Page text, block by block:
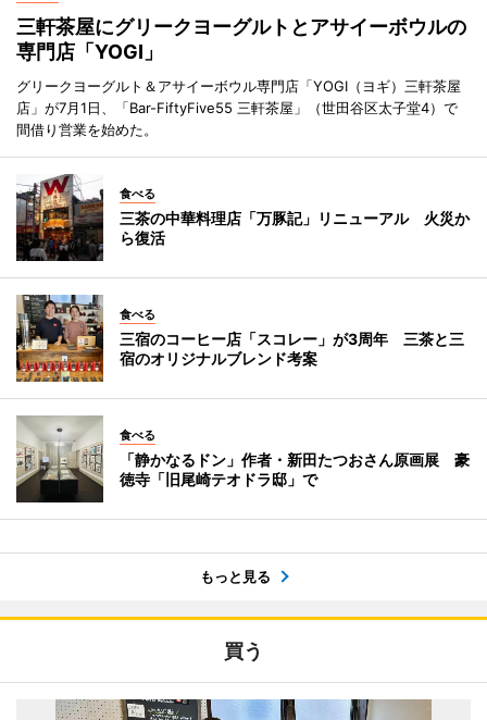
三軒茶屋にグリークヨーグルトとアサイーボウルの
専門店「YOGI」
グリークヨーグルト＆アサイーボウル専門店「YOGI（ヨギ）三軒茶屋
店」が7月1日、「Bar-FiftyFive55 三軒茶屋」（世田谷区太子堂4）で
間借り営業を始めた。
食べる
三茶の中華料理店「万豚記」リニューアル 火災か
ら復活
食べる
三宿のコーヒー店「スコレー」が3周年 三茶と三
宿のオリジナルブレンド考案
食べる
「静かなるドン」作者・新田たつおさん原画展 豪
徳寺「旧尾崎テオドラ邸」で
もっと見る
買う